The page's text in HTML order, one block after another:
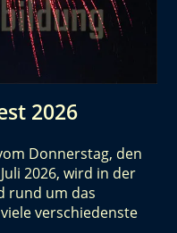
2026
Donnerstag, den
2026, wird in der
rund um das
verschiedenste